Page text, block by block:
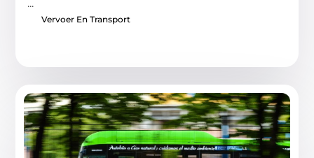
...
Vervoer En Transport